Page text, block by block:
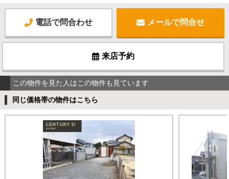
電話で問合わせ メールで問合せ
来店予約
この物件を見た人はこの物件も見ています
同じ価格帯の物件はこちら